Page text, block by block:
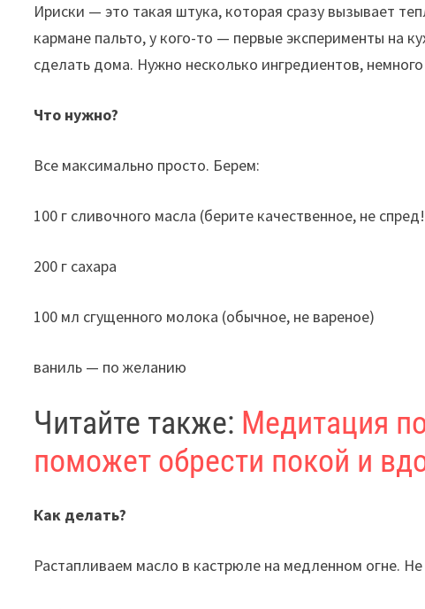
b
o
o
k
gr
a
m
at
sA
p
er
Ириски — это такая штука, которая сразу вызывает
кармане пальто, у кого-то — первые эксперименты на
сделать дома. Нужно несколько ингредиентов,
Что нужно?
Все максимально просто. Берем:
100 г сливочного масла (берите качественное, не
200 г сахара
100 мл сгущенного молока (обычное, не вареное)
ваниль — по желанию
Читайте также: Медитация
поможет обрести покой и
Как делать?
Растапливаем масло в кастрюле на медленном огне.